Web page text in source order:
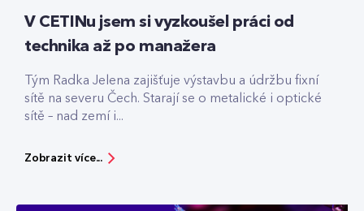
V CETINu jsem si vyzkoušel práci od
technika až po manažera
Tým Radka Jelena zajišťuje výstavbu a údržbu fixní
sítě na severu Čech. Starají se o metalické i optické
sítě – nad zemí i...
Zobrazit více...